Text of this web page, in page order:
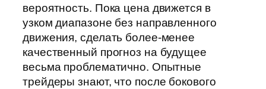
вероятность. Пока цена движется в
узком диапазоне без направленного
движения, сделать более-менее
качественный прогноз на будущее
весьма проблематично. Опытные
трейдеры знают, что после бокового